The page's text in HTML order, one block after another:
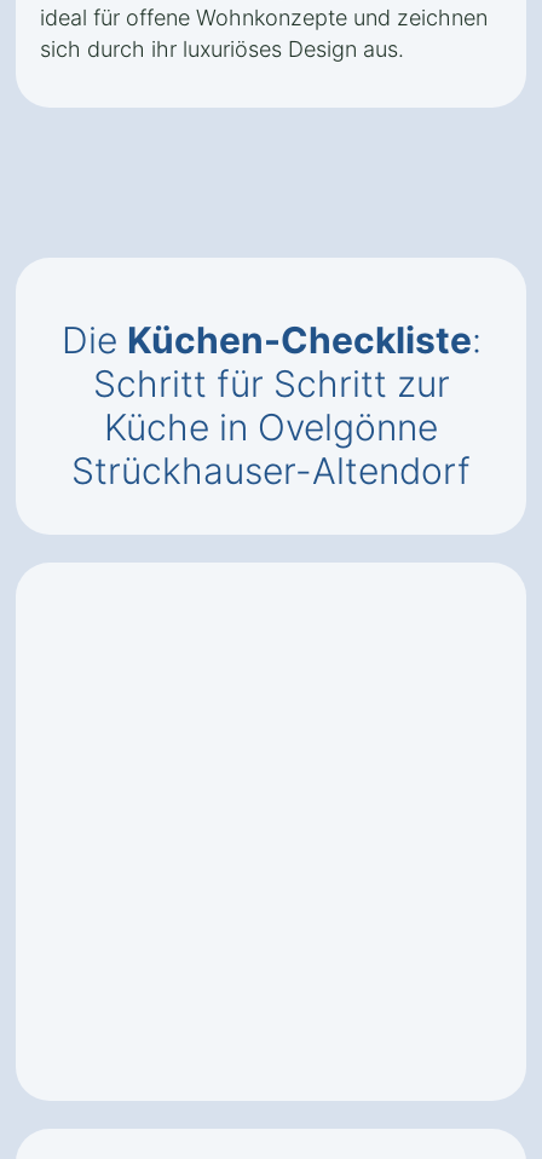
ideal für offene Wohnkonzepte und zeichnen
sich durch ihr luxuriöses Design aus.
Die Küchen-Checkliste:
Schritt für Schritt zur
Küche in Ovelgönne
Strückhauser-Altendorf